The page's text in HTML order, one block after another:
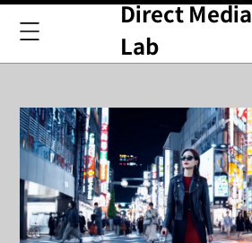
Direct Media
Lab